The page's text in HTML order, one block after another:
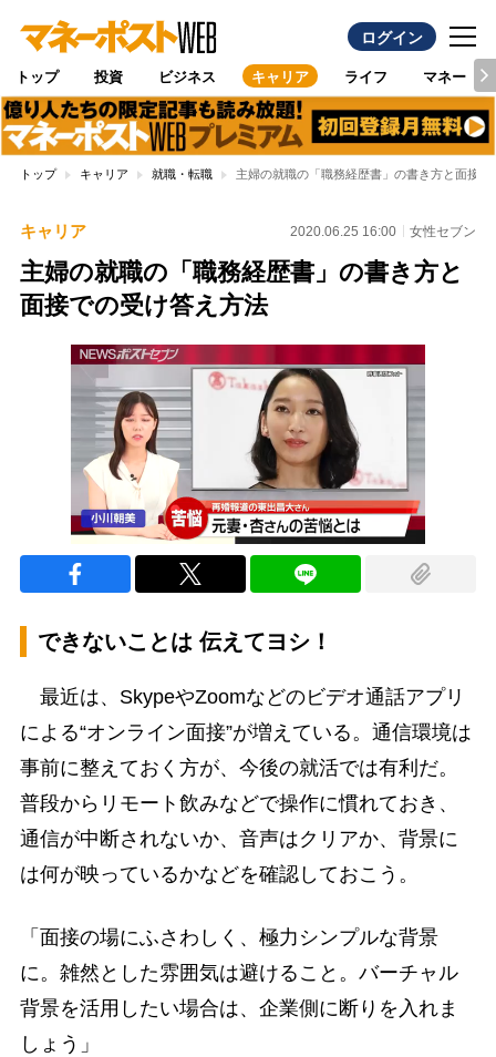
ログイン
トップ 投資 ビジネス キャリア ライフ マネー
トップ キャリア 就職・転職 主婦の就職の「職務経歴書」の書き方と面接で
キャリア 2020.06.25 16:00 女性セブン
主婦の就職の「職務経歴書」の書き方と
面接での受け答え方法
できないことは 伝えてヨシ！
最近は、SkypeやZoomなどのビデオ通話アプリ
による“オンライン面接”が増えている。通信環境は
事前に整えておく方が、今後の就活では有利だ。
普段からリモート飲みなどで操作に慣れておき、
通信が中断されないか、音声はクリアか、背景に
は何が映っているかなどを確認しておこう。
「面接の場にふさわしく、極力シンプルな背景
に。雑然とした雰囲気は避けること。バーチャル
背景を活用したい場合は、企業側に断りを入れま
しょう」